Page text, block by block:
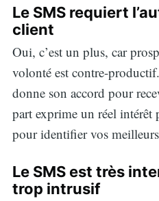
Le SMS requiert
client
Oui, c’est un plus, car
volonté est contre-
donne son accord pour
part exprime un réel
pour identifier vos
Le SMS est très
trop intrusif